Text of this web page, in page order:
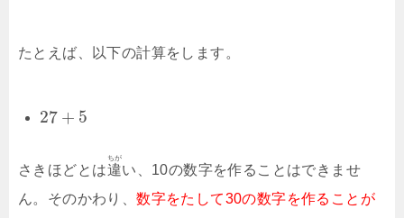
たとえば、以下の計算をします。
27 + 5
さきほどとは違
ちが
い、10の数字を作ることはできませ
ん。そのかわり、数字をたして30の数字を作ることが